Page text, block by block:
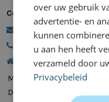
Contact
088 700 18 18
Kanaalweg 9, 5721 MZ
Maandag
Dinsdag
over uw gebruik
advertentie- en
kunnen
u aan hen heeft
verzameld door
Privacybeleid